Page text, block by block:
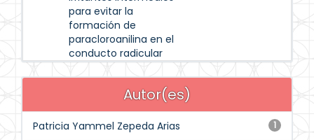
para evitar la
formación de
paracloroanilina en el
conducto radicular
Autor(es)
1
Patricia Yammel Zepeda Arias